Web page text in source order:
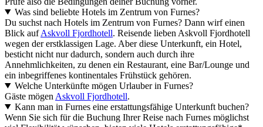
Was sind beliebte Hotels im Zentrum von Furnes?
Du suchst nach Hotels im Zentrum von Furnes? Dann wirf einen
Blick aufAskvoll Fjordhotell. Reisende lieben Askvoll Fjordhotell
wegen der erstklassigen Lage. Aber diese Unterkunft, ein Hotel,
besticht nicht nur dadurch, sondern auch durch ihre
Annehmlichkeiten, zu denen ein Restaurant, eine Bar/Lounge und
ein inbegriffenes kontinentales Frühstück gehören.
Welche Unterkünfte mögen Urlauber in Furnes?
Gäste mögen Askvoll Fjordhotell.
Kann man in Furnes eine erstattungsfähige Unterkunft buchen?
Wenn Sie sich für die Buchung Ihrer Reise nach Furnes möglichst